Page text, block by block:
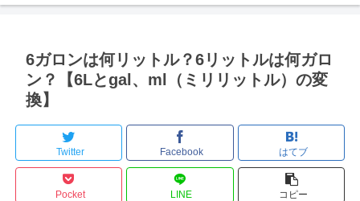
6ガロンは何リットル？6リットルは何ガロ
ン？【6Lとgal、ml（ミリリットル）の変
換】
Twitter Facebook はてブ
Pocket LINE コピー